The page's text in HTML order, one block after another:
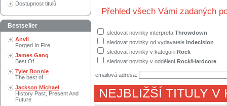
Dostupnost titulů
Bestseller
Anvil
Forged In Fire
James Gang
Best Of
Tyler Bonnie
The best of
Jackson Michael
History Past, Present And
Future
Přehled všech Vámi zadaných
sledovat novinky interpreta Throwdown
sledovat novinky od vydavatele Indecision
sledovat novinky v kategorii Rock
sledovat novinky v oddělení Rock/Hardcore
emailová adresa:
NEJBLIŽŠÍ TITULY V